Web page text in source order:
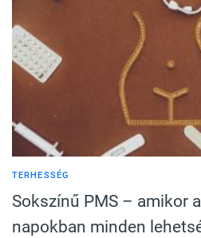
TERHESSÉG
Sokszínű PMS – amikor
napokban minden